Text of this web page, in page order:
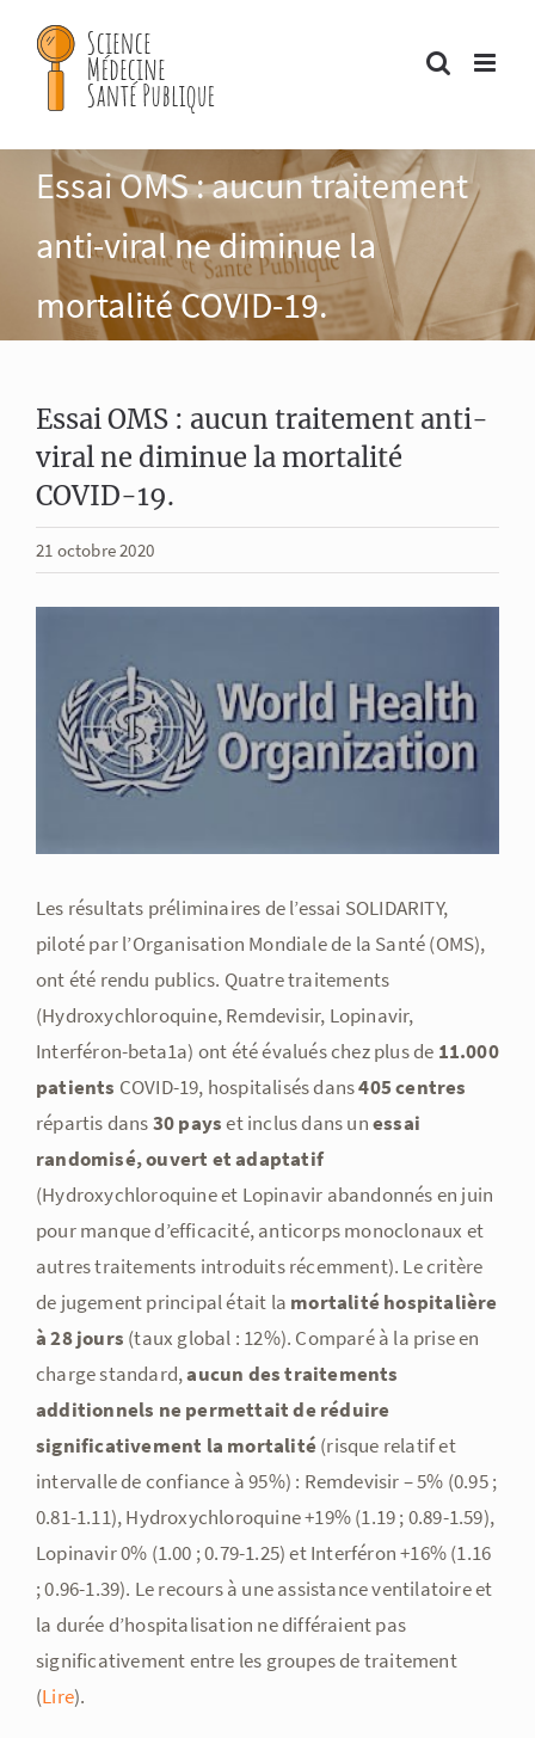
Essai OMS : aucun traitement
anti-viral ne diminue la
mortalité COVID-19.
Essai OMS : aucun traitement anti-
viral ne diminue la mortalité
COVID-19.
21 octobre 2020
agrandie
Les résultats préliminaires de l’essai SOLIDARITY,
piloté par l’Organisation Mondiale de la Santé (OMS),
ont été rendu publics. Quatre traitements
(Hydroxychloroquine, Remdevisir, Lopinavir,
Interféron-beta1a) ont été évalués chez plus de 11.000
patients COVID-19, hospitalisés dans405 centres
répartis dans30 payset inclus dans unessai
randomisé, ouvert et adaptatif
(Hydroxychloroquine et Lopinavir abandonnés en juin
pour manque d’efficacité, anticorps monoclonaux et
autres traitements introduits récemment). Le critère
de jugement principal était la mortalité hospitalière
à 28 jours (taux global : 12%). Comparé à la prise en
charge standard,aucun des traitements
additionnels ne permettait de réduire
significativement la mortalité (risque relatif et
intervalle de confiance à 95%) : Remdevisir – 5% (0.95 ;
0.81-1.11), Hydroxychloroquine +19% (1.19 ; 0.89-1.59),
Lopinavir 0% (1.00 ; 0.79-1.25) et Interféron +16% (1.16
; 0.96-1.39). Le recours à une assistance ventilatoire et
la durée d’hospitalisation ne différaient pas
significativement entre les groupes de traitement
(Lire).